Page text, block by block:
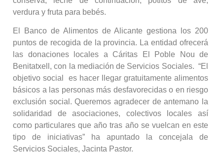
verdura y fruta para bebés.
El Banco de Alimentos de Alicante gestiona los 200
puntos de recogida de la provincia. La entidad ofrecerá
las donaciones locales a Cáritas El Poble Nou de
Benitatxell, con la mediación de Servicios Sociales. “El
objetivo social es hacer llegar gratuitamente alimentos
básicos a las personas más desfavorecidas o en riesgo
exclusión social. Queremos agradecer de antemano la
solidaridad de asociaciones, colectivos locales así
como particulares que año tras año se vuelcan en este
tipo de iniciativas” ha apuntado la concejala de
Servicios Sociales, Jacinta Pastor.